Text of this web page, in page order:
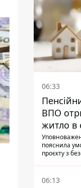
06:33
ВПО
житло в
пояснила
проєкту з
06:13